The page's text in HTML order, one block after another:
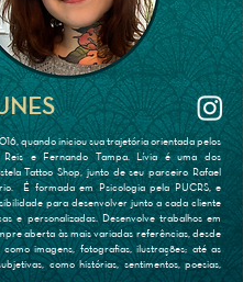
quando iniciou sua trajetória orientada pelos
Reis e Fernando Tampa. Lívia é uma dos
Tattoo Shop, junto de seu parceiro Rafael
É formada em Psicologia pela PUCRS, e
para desenvolver junto a cada cliente
e personalizadas. Desenvolve trabalhos em
aberta às mais variadas referências, desde
imagens, fotografias, ilustrações; até as
como histórias, sentimentos, poesias,